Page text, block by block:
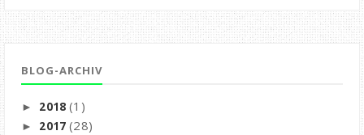
BLOG-ARCHIV
► 2018(1)
► 2017(28)